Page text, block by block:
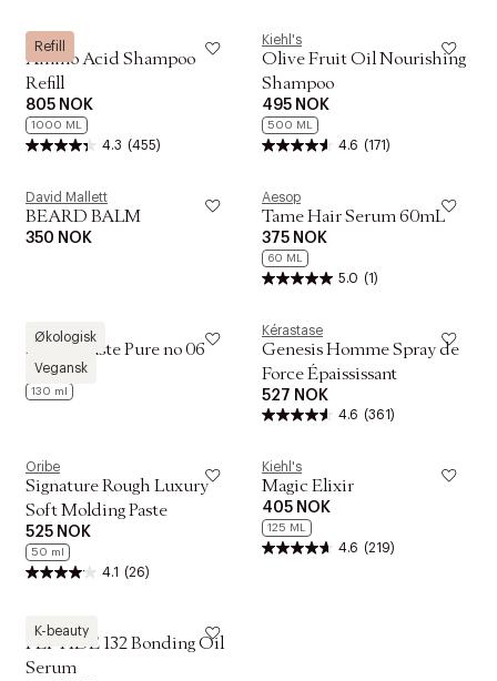
Refill
Kiehl's
Amino Acid Shampoo
Refill
805 NOK
1000 ML
4.3 (455)
Kiehl's
Olive Fruit Oil Nourishing
Shampoo
495 NOK
500 ML
4.6 (171)
David Mallett
BEARD BALM
350 NOK
Aesop
Tame Hair Serum 60mL
375 NOK
60 ML
5.0 (1)
Økologisk
Vegansk
ZENZ
Styling Paste Pure no 06
409 NOK
130 ml
Kérastase
Genesis Homme Spray de
Force Épaississant
527 NOK
4.6 (361)
Oribe
Signature Rough Luxury
Soft Molding Paste
525 NOK
50 ml
4.1 (26)
Kiehl's
Magic Elixir
405 NOK
125 ML
4.6 (219)
K-beauty
COSRX
PEPTIDE 132 Bonding Oil
Serum